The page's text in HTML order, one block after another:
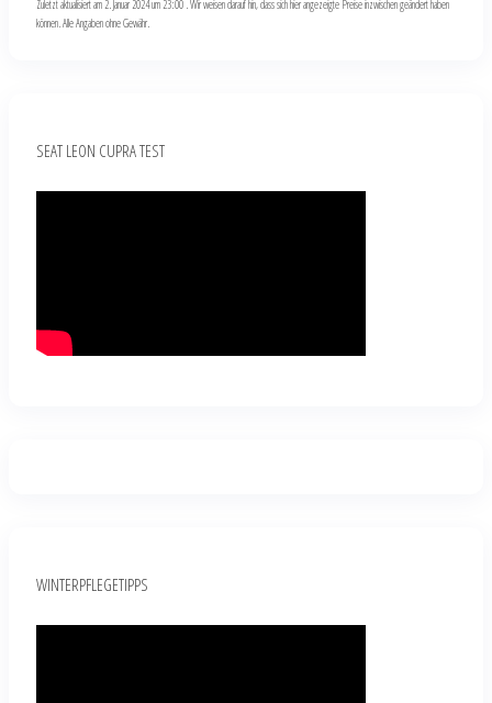
Zuletzt aktualisiert am 2. Januar 2024 um 23:00 . Wir weisen darauf hin, dass sich hier angezeigte Preise inzwischen geändert haben
können. Alle Angaben ohne Gewähr.
SEAT LEON CUPRA TEST
WINTERPFLEGETIPPS